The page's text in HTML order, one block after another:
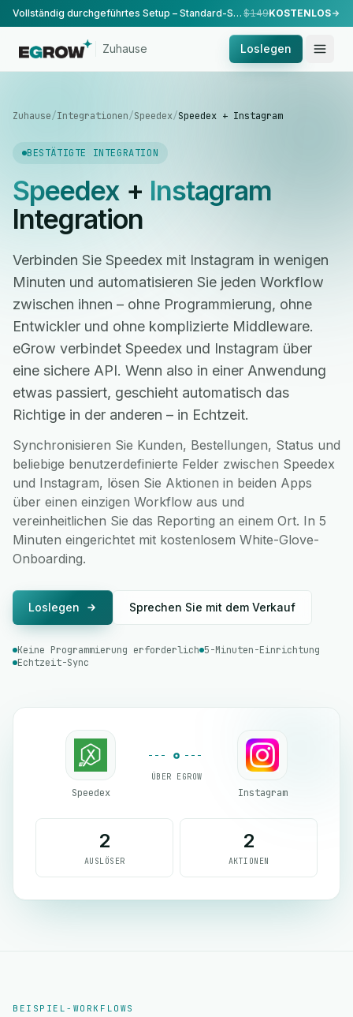
Vollständig durchgeführtes Setup – Standard-Setup, durchgeführt von unserem Team. $149KOSTENLOS
Zuhause Loslegen
Zuhause/Integrationen/Speedex/Speedex + Instagram
BESTÄTIGTE INTEGRATION
Speedex+ Instagram
Integration
Verbinden Sie Speedex mit Instagram in wenigen
Minuten und automatisieren Sie jeden Workflow
zwischen ihnen – ohne Programmierung, ohne
Entwickler und ohne komplizierte Middleware.
eGrow verbindet Speedex und Instagram über
eine sichere API. Wenn also in einer Anwendung
etwas passiert, geschieht automatisch das
Richtige in der anderen – in Echtzeit.
Synchronisieren Sie Kunden, Bestellungen, Status und
beliebige benutzerdefinierte Felder zwischen Speedex
und Instagram, lösen Sie Aktionen in beiden Apps
über einen einzigen Workflow aus und
vereinheitlichen Sie das Reporting an einem Ort. In 5
Minuten eingerichtet mit kostenlosem White-Glove-
Onboarding.
Loslegen Sprechen Sie mit dem Verkauf
Keine Programmierung erforderlich 5-Minuten-Einrichtung
Echtzeit-Sync
Speedex
ÜBER EGROW
Instagram
2
AUSLÖSER
2
AKTIONEN
BEISPIEL-WORKFLOWS